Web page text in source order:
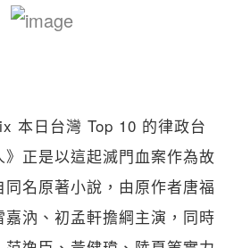
本日台灣 Top 10 的律政台
正是以這起滅門血案作為故
名原著小說，由原作者唐福
汭、初孟軒擔綱主演，同時